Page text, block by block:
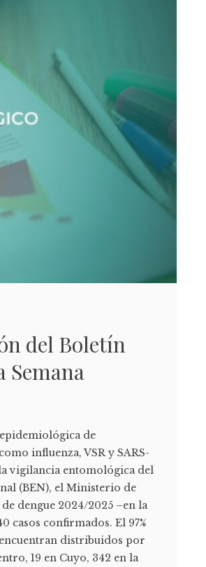
del Boletín
Semana
de
influenza, VSR y SARS-
vigilancia entomológica del
(BEN), el Ministerio de
dengue 2024/2025 –en la
casos confirmados. El 97%
distribuidos por
19 en Cuyo, 342 en la